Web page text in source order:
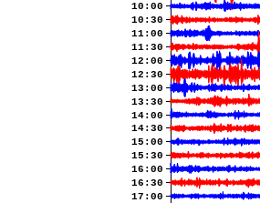
10:00
10:30
11:00
11:30
12:00
12:30
13:00
13:30
14:00
14:30
15:00
15:30
16:00
16:30
17:00